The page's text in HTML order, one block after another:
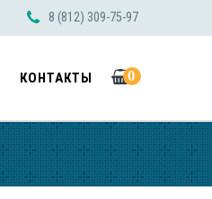
8 (812) 309-75-97
КОНТАКТЫ 0